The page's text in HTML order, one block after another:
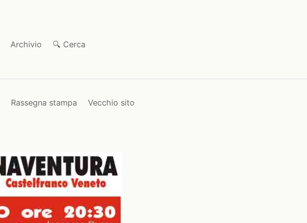
Archivio
🔍 Cerca
Rassegna stampa
Vecchio sito